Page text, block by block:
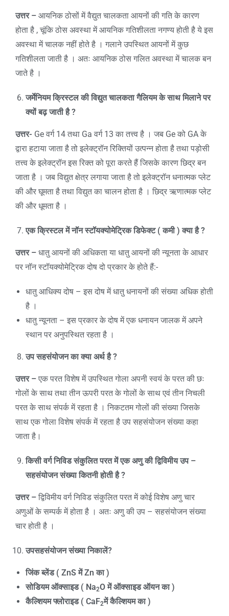
उत्तर – आयनिक ठोसों में वैद्युत चालकता आयनों की गति के कारण
होता है , चूंकि ठोस अवस्था में आयनिक गतिशीलता नगण्य होती है ये इस
अवस्था में चालक नहीं होते है । गलाने उपस्थित आयनों में कुछ
गतिशीलता जाती है । अतः आयनिक ठोस गलित अवस्था में चालक बन
जाते है ।
जर्मेनियम क्रिस्टल की विद्युत चालकता गैलियम के साथ मिलाने पर
क्यों बढ़ जाती है?
उत्तर- Ge वर्ग 14 तथा Ga वर्ग 13 का तत्त्व है । जब Ge को GA के
द्वारा हटाया जाता है तो इलेक्ट्रॉन रिक्तियों उत्पन्न होता है तथा पड़ोसी
तत्त्व के इलेक्ट्रॉन इस रिक्त को पूरा करते हैं जिसके कारण छिद्र बन
जाता है । जब विद्युत क्षेत्र लगाया जाता है तो इलेक्ट्रॉन धनात्मक प्लेट
की और घूमता है तथा विद्युत का चालन होता है । छिद्र ऋणात्मक प्लेट
की और धूमता है ।
एक क्रिस्टल में नॉन स्टॉयक्योमेट्रिक डिफेक्ट ( कमी ) क्या है?
उत्तर – धातु आयनों की अधिकता या धातु आयनों की न्यूनता के आधार
पर नॉन स्टॉयक्योमेट्रिक दोष दो प्रकार के होते हैं:-
धातु आधिक्य दोष – इस दोष में धातु धनायनों की संख्या अधिक होती
है ।
धातु न्यूनता – इस प्रकार के दोष में एक धनायन जालक में अपने
स्थान पर अनुपस्थित रहता है ।
उप सहसंयोजन का क्या अर्थ है?
उत्तर – एक परत विशेष में उपस्थित गोला अपनी स्वयं के परत की छः
गोलों के साथ तथा तीन ऊपरी परत के गोलों के साथ एवं तीन निचली
परत के साथ संपर्क में रहता है । निकटतम गोलों की संख्या जिसके
साथ एक गोला विशेष संपर्क में रहता है उप सहसंयोजन संख्या कहा
जाता है।
किसी वर्ग निविड संकुलित परत में एक अणु की द्विविमीय उप –
सहसंयोजन संख्या कितनी होती है?
उत्तर – द्विविमीय वर्ग निविड संकुलित परत में कोई विशेष अणु चार
अणुओं के सम्पर्क में होता है । अतः अणु की उप – सहसंयोजन संख्या
चार होती है ।
उपसहसंयोजन संख्या निकालें?
जिंक ब्लेंड ( ZnSमेंZnका )
सोडियम ऑक्साइड ( Na2Oमें ऑक्साइड ऑयन का )
कैल्शियम फ्लोराइड ( CaF2में कैल्शियम का )